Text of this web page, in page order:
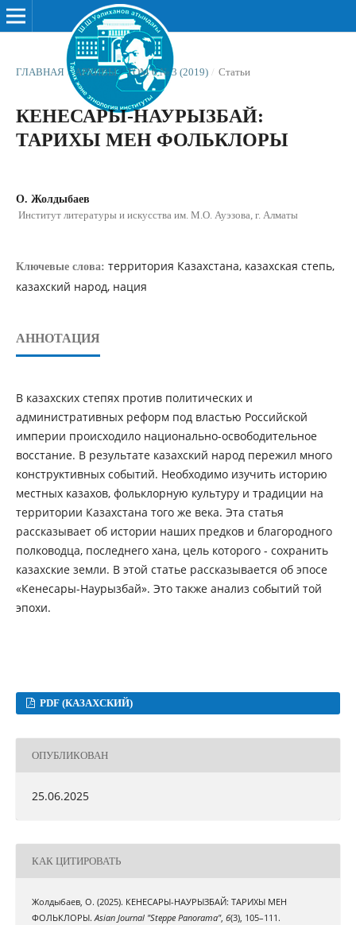
ГЛАВНАЯ / АРХИВЫ / ТОМ 6 № 3 (2019) / Статьи
КЕНЕСАРЫ-НАУРЫЗБАЙ:
ТАРИХЫ МЕН ФОЛЬКЛОРЫ
О. Жолдыбаев
Институт литературы и искусства им. М.О. Ауэзова, г. Алматы
Ключевые слова: территория Казахстана, казахская степь,
казахский народ, нация
АННОТАЦИЯ
В казахских степях против политических и
административных реформ под властью Российской
империи происходило национально-освободительное
восстание. В результате казахский народ пережил много
конструктивных событий. Необходимо изучить историю
местных казахов, фольклорную культуру и традиции на
территории Казахстана того же века. Эта статья
рассказывает об истории наших предков и благородного
полководца, последнего хана, цель которого - сохранить
казахские земли. В этой статье рассказывается об эпосе
«Кенесары-Наурызбай». Это также анализ событий той
эпохи.
PDF (КАЗАХСКИЙ)
ОПУБЛИКОВАН
25.06.2025
КАК ЦИТИРОВАТЬ
Жолдыбаев, О. (2025). КЕНЕСАРЫ-НАУРЫЗБАЙ: ТАРИХЫ МЕН
ФОЛЬКЛОРЫ.Asian Journal "Steppe Panorama", 6(3), 105–111.